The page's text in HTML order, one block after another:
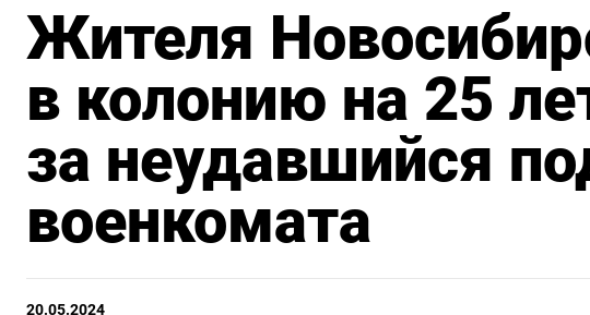
Жителя
в колонию на 25
за неудавшийся
военкомата
20.05.2024